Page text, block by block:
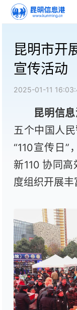
昆明市开
宣传活动
2025-01-11
昆明信
五个中国人
“110宣传日”
新110 协同
度组织开展丰